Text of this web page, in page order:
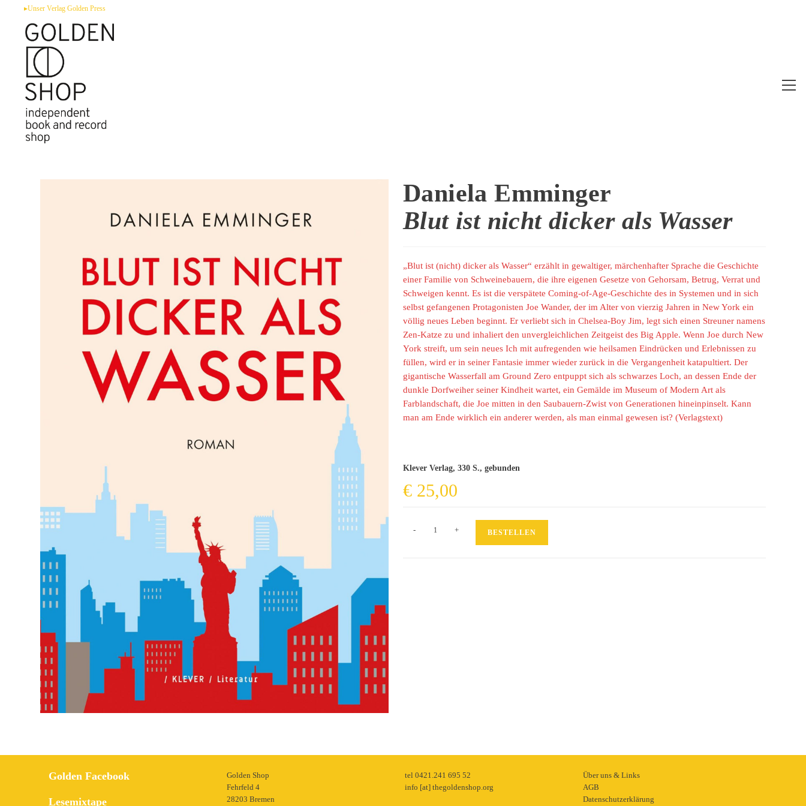
springen
▸Unser Verlag Golden Press
Daniela Emminger
Blut ist nicht dicker als Wasser
„Blut ist (nicht) dicker als Wasser“ erzählt in gewaltiger, märchenhafter Sprache die Geschichte
einer Familie von Schweinebauern, die ihre eigenen Gesetze von Gehorsam, Betrug, Verrat und
Schweigen kennt. Es ist die verspätete Coming-of-Age-Geschichte des in Systemen und in sich
selbst gefangenen Protagonisten Joe Wander, der im Alter von vierzig Jahren in New York ein
völlig neues Leben beginnt. Er verliebt sich in Chelsea-Boy Jim, legt sich einen Streuner namens
Zen-Katze zu und inhaliert den unvergleichlichen Zeitgeist des Big Apple. Wenn Joe durch New
York streift, um sein neues Ich mit aufregenden wie heilsamen Eindrücken und Erlebnissen zu
füllen, wird er in seiner Fantasie immer wieder zurück in die Vergangenheit katapultiert. Der
gigantische Wasserfall am Ground Zero entpuppt sich als schwarzes Loch, an dessen Ende der
dunkle Dorfweiher seiner Kindheit wartet, ein Gemälde im Museum of Modern Art als
Farblandschaft, die Joe mitten in den Saubauern-Zwist von Generationen hineinpinselt. Kann
man am Ende wirklich ein anderer werden, als man einmal gewesen ist? (Verlagstext)
Klever Verlag, 330 S., gebunden
€ 25,00
- + BESTELLEN
Golden Facebook
Lesemixtape
Golden Shop
Fehrfeld 4
28203 Bremen
tel 0421.241 695 52
info [at] thegoldenshop.org
Über uns & Links
AGB
Datenschutzerklärung